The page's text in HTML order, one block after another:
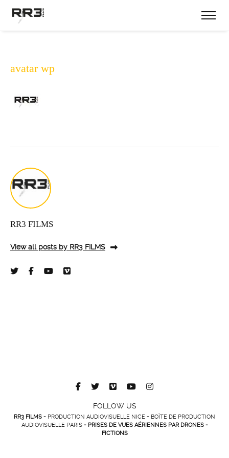
avatar wp
RR3 FILMS
View all posts by RR3 FILMS
FOLLOW US
RR3 FILMS - PRODUCTION AUDIOVISUELLE NICE - BOÎTE DE PRODUCTION
AUDIOVISUELLE PARIS- PRISES DE VUES AÉRIENNES PAR DRONES -
FICTIONS